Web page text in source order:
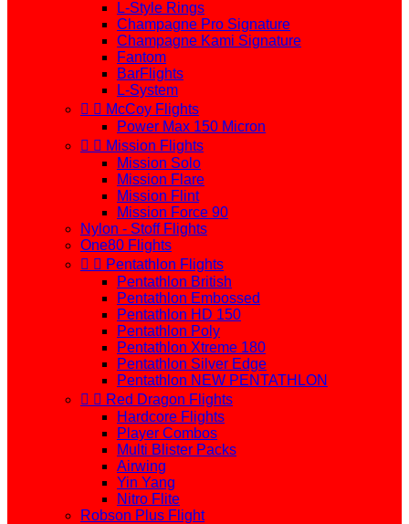
L-Style Rings
Champagne Pro Signature
Champagne Kami Signature
Fantom
BarFlights
L-System
  McCoy Flights
Power Max 150 Micron
  Mission Flights
Mission Solo
Mission Flare
Mission Flint
Mission Force 90
Nylon - Stoff Flights
One80 Flights
  Pentathlon Flights
Pentathlon British
Pentathlon Embossed
Pentathlon HD 150
Pentathlon Poly
Pentathlon Xtreme 180
Pentathlon Silver Edge
Pentathlon NEW PENTATHLON
  Red Dragon Flights
Hardcore Flights
Player Combos
Multi Blister Packs
Airwing
Yin Yang
Nitro Flite
Robson Plus Flight